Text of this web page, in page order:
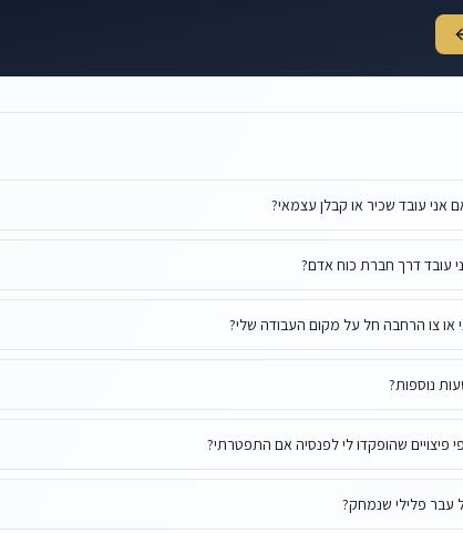
אני עובד שכיר או קבלן עצמאי?
עובד דרך חברת כוח אדם?
או צו הרחבה חל על מקום העבודה שלי?
נוספות?
פיצויים שהופקדו לי לפנסיה אם התפטרתי?
עבר פלילי שנמחק?